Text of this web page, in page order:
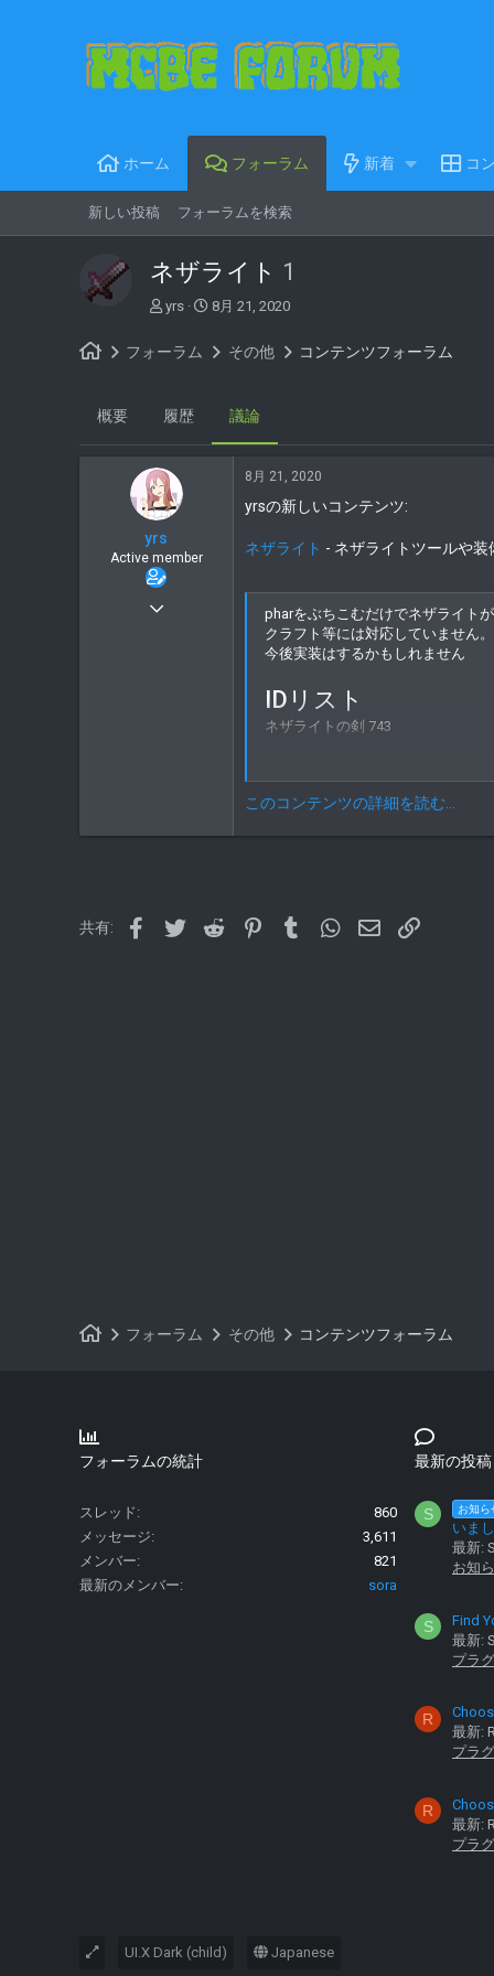
ホーム フォーラム 新着 コ
新しい投稿 フォーラムを検索
ネザライト 1
T
s
t
r
t
e
r
yrs
S
a
t
8月 21, 2020
フォーラム その他 コンテンツフォーラム
概要 履歴 議論
yrs
Active member
8月 21, 2020
yrsの新しいコンテンツ:
ネザライト - ネザライトツールや装
pharをぶちこむだけでネザライトが
クラフト等には対応していません。
今後実装はするかもしれません
IDリスト
ネザライトの剣 743
ネザライトのピッケル 745
ネザライトのヘルメット 748
このコンテンツの詳細を読む...
共有: Facebook
TwitterReddit PinterestTumblr WhatsAppメールアドレス
Link
フォーラム その他 コンテンツフォーラム
フォーラムの統計
スレッド
860
メッセージ
3,611
メンバー
821
最新のメンバー
sora
最新の投稿
S お知ら
いま
最新:
お知
S
Find
最新:
プラ
R
最新:
プラ
R
最新:
プラ
UI.X Dark (child) Japanese